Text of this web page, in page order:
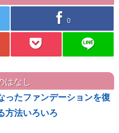
facebook 0
pocket line
はなし
ったファンデーションを復
方法いろいろ